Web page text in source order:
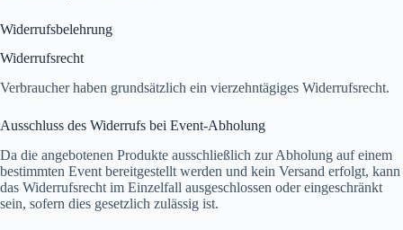
Widerrufsbelehrung
Widerrufsrecht
Verbraucher haben grundsätzlich ein vierzehntägiges Widerrufsrecht.
Ausschluss des Widerrufs bei Event-Abholung
Da die angebotenen Produkte ausschließlich zur Abholung auf einem
bestimmten Event bereitgestellt werden und kein Versand erfolgt, kann
das Widerrufsrecht im Einzelfall ausgeschlossen oder eingeschränkt
sein, sofern dies gesetzlich zulässig ist.